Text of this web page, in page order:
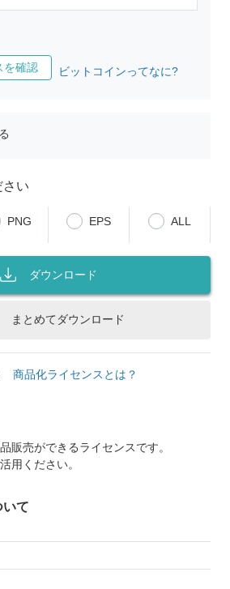
を確認 ビットコインってなに?
い
PNG EPS ALL
ダウンロード
まとめてダウンロード
商品化ライセンスとは？
販売ができるライセンスです。
用ください。
いて